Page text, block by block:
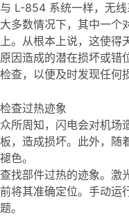
与 L-854 系统一样，无
大多数情况下，其中一个
上。从根本上说，这使得
原因造成的潜在损坏或错
检查，以便及时发现任何
检查过热迹象
众所周知，闪电会对机场
板，造成损坏。此外，随
褪色。
查找部件过热的迹象。激
前将其准确定位。手动运
题。